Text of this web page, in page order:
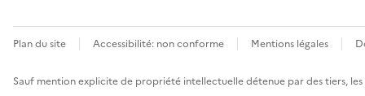
Plan du site Accessibilité: non conforme Mentions légales
Sauf mention explicite de propriété intellectuelle détenue par des tiers,